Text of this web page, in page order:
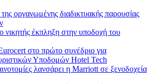
οργανωμένης διαδικτυακής παρουσίας
έκπληξη στην υποδοχή του
στο πρώτο συνέδριο για
Υποδομών Hotel Tech
λανσάρει η Marriott σε ξενοδοχεία